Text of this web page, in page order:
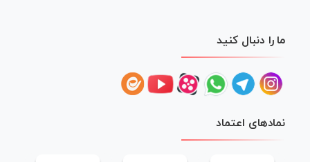
ما را دنبال کنید
نمادهای اعتماد